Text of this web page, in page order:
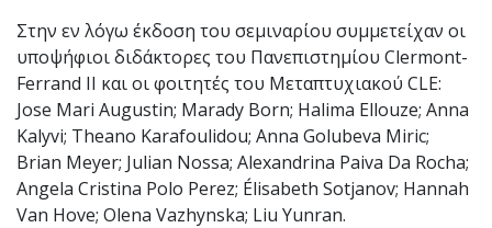
Στην εν λόγω έκδοση του σεμιναρίου συμμετείχαν οι
υποψήφιοι διδάκτορες του Πανεπιστημίου Clermont-
Ferrand II και οι φοιτητές του Μεταπτυχιακού CLE:
Jose Mari Augustin; Marady Born; Halima Ellouze; Anna
Kalyvi; Theano Karafoulidou; Anna Golubeva Miric;
Brian Meyer; Julian Nossa; Alexandrina Paiva Da Rocha;
Angela Cristina Polo Perez; Élisabeth Sotjanov; Hannah
Van Hove; Olena Vazhynska; Liu Yunran.